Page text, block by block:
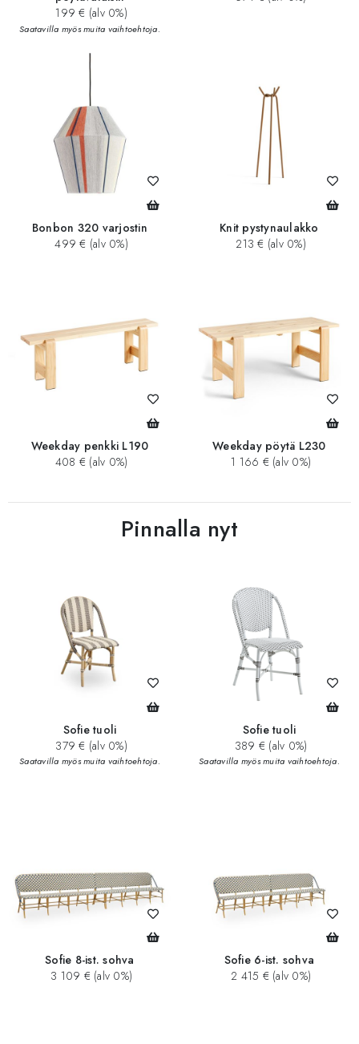
199 € (alv 0%)
Saatavilla myös muita vaihtoehtoja.
Bonbon 320 varjostin
499 € (alv 0%)
Knit pystynaulakko
213 € (alv 0%)
Weekday penkki L190
408 € (alv 0%)
Weekday pöytä L230
1 166 € (alv 0%)
Pinnalla nyt
Sofie tuoli
379 € (alv 0%)
Saatavilla myös muita vaihtoehtoja.
Sofie tuoli
389 € (alv 0%)
Saatavilla myös muita vaihtoehtoja.
Sofie 8-ist. sohva
3 109 € (alv 0%)
Sofie 6-ist. sohva
2 415 € (alv 0%)